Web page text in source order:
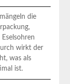
die
wirkt der
was als
ist.